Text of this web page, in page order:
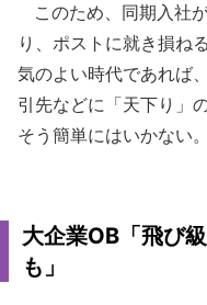
このため、同期入社
り、ポストに就き損ね
気のよい時代であれば
引先などに「天下り」
そう簡単にはいかない。
大企業OB「飛び
も」